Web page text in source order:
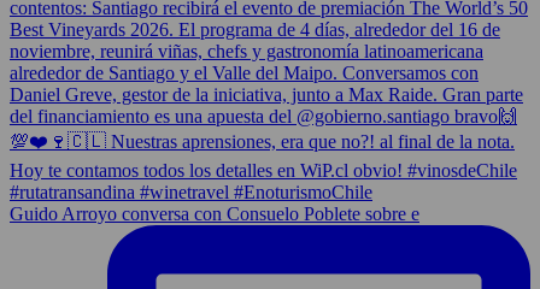
Guido Arroyo conversa con Consuelo Poblete sobre e